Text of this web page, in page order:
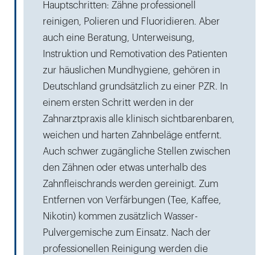
Hauptschritten: Zähne professionell
reinigen, Polieren und Fluoridieren. Aber
auch eine Beratung, Unterweisung,
Instruktion und Remotivation des Patienten
zur häuslichen Mundhygiene, gehören in
Deutschland grundsätzlich zu einer PZR. In
einem ersten Schritt werden in der
Zahnarztpraxis alle klinisch sichtbarenbaren,
weichen und harten Zahnbeläge entfernt.
Auch schwer zugängliche Stellen zwischen
den Zähnen oder etwas unterhalb des
Zahnfleischrands werden gereinigt. Zum
Entfernen von Verfärbungen (Tee, Kaffee,
Nikotin) kommen zusätzlich Wasser-
Pulvergemische zum Einsatz. Nach der
professionellen Reinigung werden die